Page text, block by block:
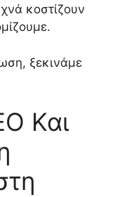
κοστίζουν
ξεκινάμε
Και